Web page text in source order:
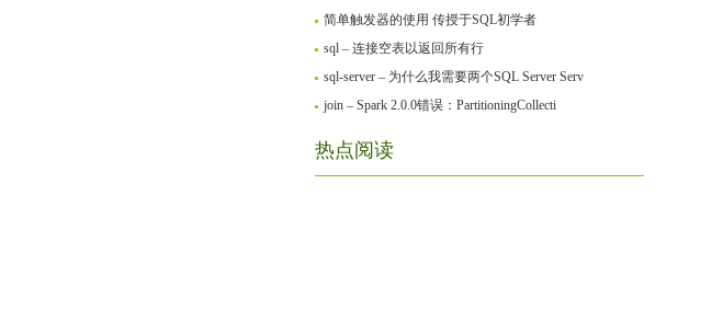
简单触发器的使用 传授于SQL初学者
sql – 连接空表以返回所有行
sql-server – 为什么我需要两个SQL Server Serv
join – Spark 2.0.0错误：PartitioningCollecti
热点阅读